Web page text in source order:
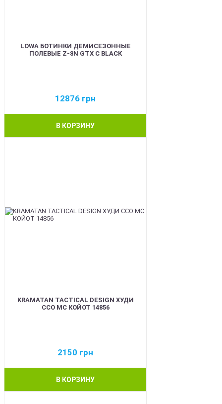
LOWA БОТИНКИ ДЕМИСЕЗОННЫЕ
ПОЛЕВЫЕ Z-8N GTX C BLACK
12876 грн
В КОРЗИНУ
KRAMATAN TACTICAL DESIGN ХУДИ
ССО МС КОЙОТ 14856
2150 грн
В КОРЗИНУ